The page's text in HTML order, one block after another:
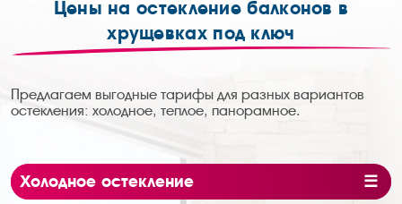
Цены на остекление балконов в
хрущевках под ключ
Предлагаем выгодные тарифы для разных вариантов
остекления: холодное, теплое, панорамное.
Холодное остекление
Теплое остекление
Панорамное остекление